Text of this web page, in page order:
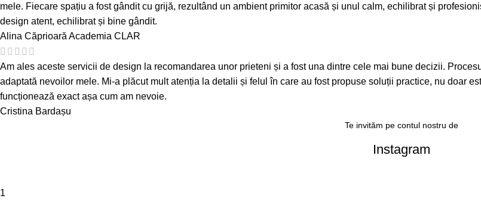
mele. Fiecare spațiu a fost gândit cu grijă, rezultând un ambient primitor acasă și unul calm, echilibrat și
design atent, echilibrat și bine gândit.
Alina Căprioară Academia CLAR
Am ales aceste servicii de design la recomandarea unor prieteni și a fost una dintre cele mai bune decizii.
adaptată nevoilor mele. Mi-a plăcut mult atenția la detalii și felul în care au fost propuse soluții practice, nu doar
funcționează exact așa cum am nevoie.
Cristina Bardașu
Te invităm pe contul nostru de
Instagram
1